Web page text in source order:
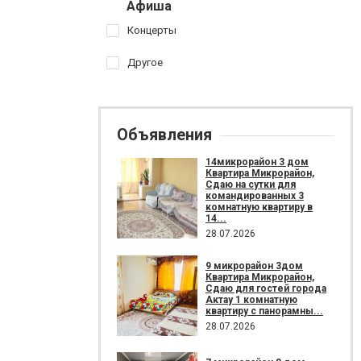
Афиша
Концерты
Другое
Объявления
14микрорайон 3 дом
Квартира Микрорайон,
Сдаю на сутки для
командированных 3
комнатную квартиру в
14...
28.07.2026
9 микрорайон 3дом
Квартира Микрорайон,
Сдаю для гостей города
Актау 1 комнатную
квартиру с панорамны...
28.07.2026